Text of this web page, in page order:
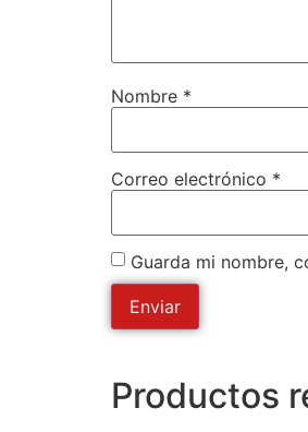
Nombre *
Correo electrónico *
Guarda mi nombre,
Productos